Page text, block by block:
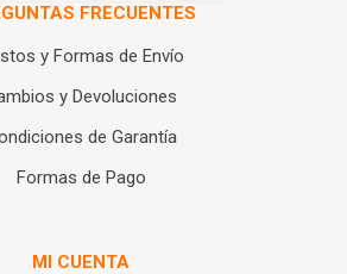
FRECUENTES
y Formas de Envío
y Devoluciones
de Garantía
Formas de Pago
MI CUENTA